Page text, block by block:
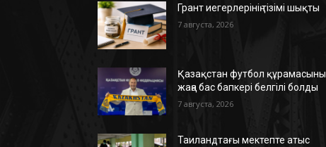
Грант иегерлерінің тізімі шықты
7 августа, 2026
Қазақстан футбол құрамасының
жаңа бас бапкері белгілі болды
7 августа, 2026
Таиландтағы мектепте атыс